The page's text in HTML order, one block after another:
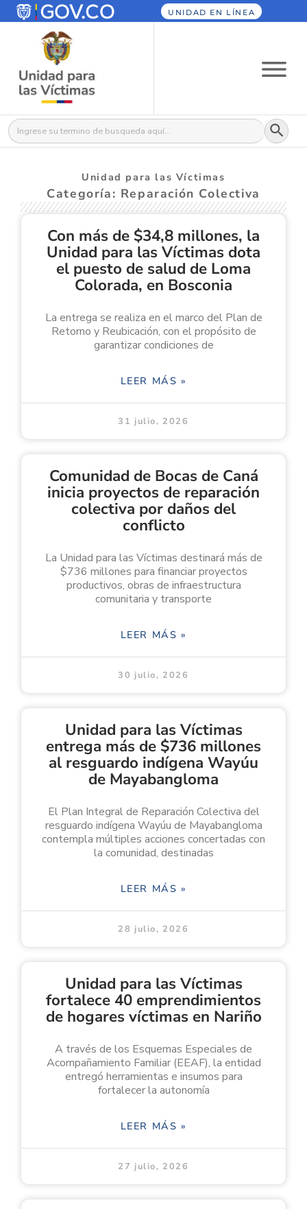
UNIDAD EN LÍNEA
Buscar: Botón
Unidad para las Víctimas
Categoría: Reparación Colectiva
Con más de $34,8 millones, la
Unidad para las Víctimas dota
el puesto de salud de Loma
Colorada, en Bosconia
La entrega se realiza en el marco del Plan de
Retorno y Reubicación, con el propósito de
garantizar condiciones de
LEER MÁS »
31 julio, 2026
Comunidad de Bocas de Caná
inicia proyectos de reparación
colectiva por daños del
conflicto
La Unidad para las Víctimas destinará más de
$736 millones para financiar proyectos
productivos, obras de infraestructura
comunitaria y transporte
LEER MÁS »
30 julio, 2026
Unidad para las Víctimas
entrega más de $736 millones
al resguardo indígena Wayúu
de Mayabangloma
El Plan Integral de Reparación Colectiva del
resguardo indígena Wayúu de Mayabangloma
contempla múltiples acciones concertadas con
la comunidad, destinadas
LEER MÁS »
28 julio, 2026
Unidad para las Víctimas
fortalece 40 emprendimientos
de hogares víctimas en Nariño
A través de los Esquemas Especiales de
Acompañamiento Familiar (EEAF), la entidad
entregó herramientas e insumos para
fortalecer la autonomía
LEER MÁS »
27 julio, 2026